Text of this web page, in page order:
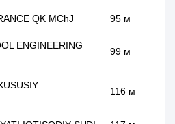
QK MChJ 95 м
ENGINEERING
99 м
116 м